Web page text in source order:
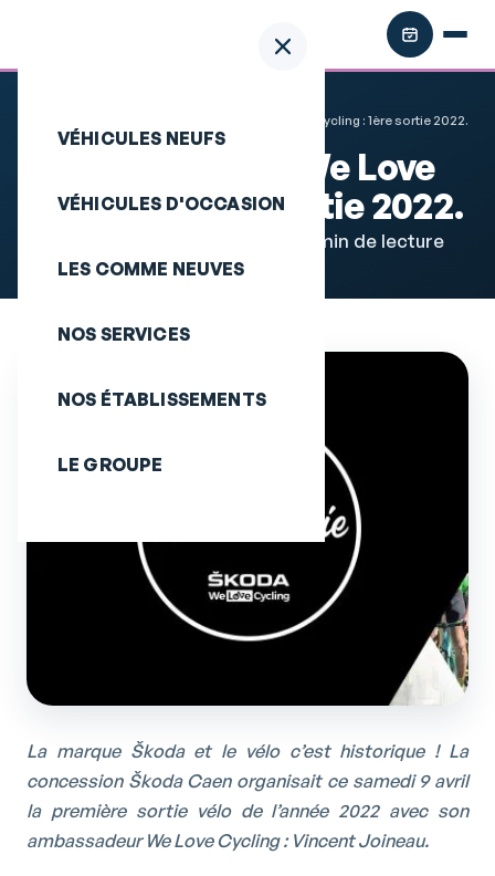
VÉHICULES NEUFS
VÉHICULES D'OCCASION
LES COMME NEUVES
NOS SERVICES
NOS ÉTABLISSEMENTS
LE GROUPE
Škoda Caen x We Love Cycling : 1ère sortie 2022.
Škoda Caen x We Love
Cycling : 1ère sortie 2022.
Vie du groupe · 12 avril 2022 · 2 min de lecture
La marque Škoda et le vélo c’est historique ! La
concession Škoda Caen organisait ce samedi 9 avril
la première sortie vélo de l’année 2022 avec son
ambassadeur We Love Cycling : Vincent Joineau.